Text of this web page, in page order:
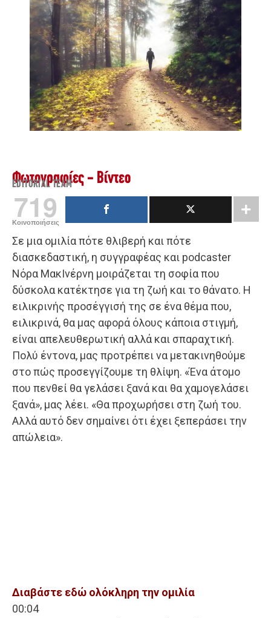
Φωτογραφίες - Βίντεο
EDITORIAL TEAM
719
Κοινοποιήσεις
Σε μια ομιλία πότε θλιβερή και πότε
διασκεδαστική, η συγγραφέας και podcaster
Νόρα ΜακΙνέρνη μοιράζεται τη σοφία που
δύσκολα κατέκτησε για τη ζωή και το θάνατο. Η
ειλικρινής προσέγγισή της σε ένα θέμα που,
ειλικρινά, θα μας αφορά όλους κάποια στιγμή,
είναι απελευθερωτική αλλά και σπαραχτική.
Πολύ έντονα, μας προτρέπει να μετακινηθούμε
στο πώς προσεγγίζουμε τη θλίψη. «Ένα άτομο
που πενθεί θα γελάσει ξανά και θα χαμογελάσει
ξανά», μας λέει. «Θα προχωρήσει στη ζωή του.
Αλλά αυτό δεν σημαίνει ότι έχει ξεπεράσει την
απώλεια».
Διαβάστε εδώ ολόκληρη την ομιλία
00:04